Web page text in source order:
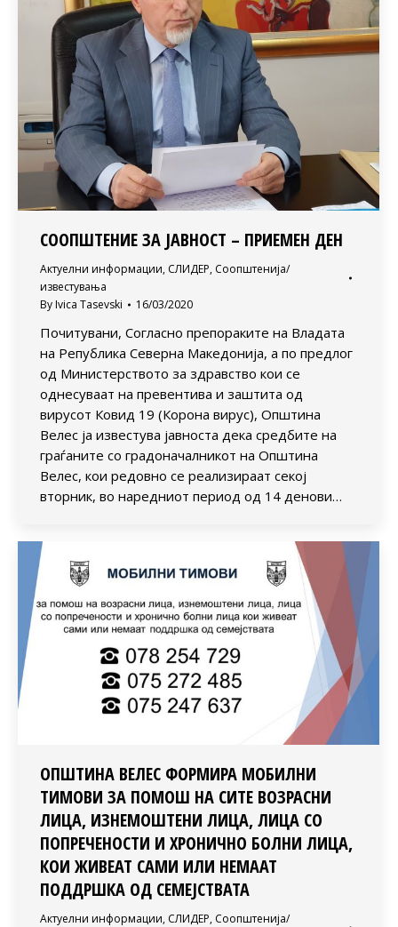
СООПШТЕНИЕ ЗА ЈАВНОСТ – ПРИЕМЕН ДЕН
Актуелни информации, СЛИДЕР, Соопштенија/
известувања
By Ivica Tasevski 16/03/2020
Почитувани, Согласно препораките на Владата
на Република Северна Македонија, а по предлог
од Министерството за здравство кои се
однесуваат на превентива и заштита од
вирусот Ковид 19 (Корона вирус), Општина
Велес ја известува јавноста дека средбите на
граѓаните со градоначалникот на Општина
Велес, кои редовно се реализираат секој
вторник, во наредниот период од 14 денови…
ОПШТИНА ВЕЛЕС ФОРМИРА МОБИЛНИ
ТИМОВИ ЗА ПОМОШ НА СИТЕ ВОЗРАСНИ
ЛИЦА, ИЗНЕМОШТЕНИ ЛИЦА, ЛИЦА СО
ПОПРЕЧЕНОСТИ И ХРОНИЧНО БОЛНИ ЛИЦА,
КОИ ЖИВЕАТ САМИ ИЛИ НЕМААТ
ПОДДРШКА ОД СЕМЕЈСТВАТА
Актуелни информации, СЛИДЕР, Соопштенија/